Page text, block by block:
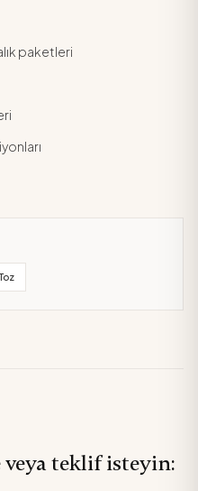
paketleri
Toz
teklif isteyin: